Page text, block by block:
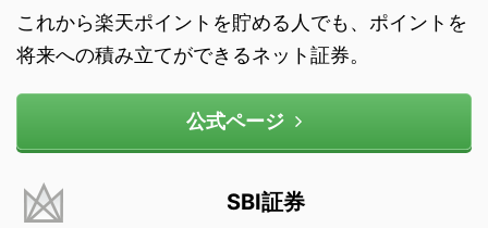
これから楽天ポイントを貯める人でも、ポイントを
将来への積み立てができるネット証券。
公式ページ
SBI証券